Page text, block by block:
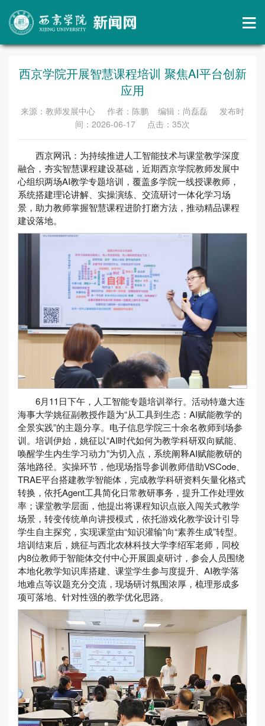
西京学院开展智慧课程培训 聚焦AI平台创新
应用
来源：教师发展中心 作者：陈鹏 编辑：尚磊磊 发布时
间：2026-06-17 点击： 35次
西京网讯：为持续推进人工智能技术与课堂教学深度
融合，夯实智慧课程建设基础，近期西京学院教师发展中
心组织两场AI教学专题培训，覆盖多学院一线授课教师，
系统搭建理论讲解、实操演练、交流研讨一体化学习场
景，助力教师掌握智慧课程进阶打磨方法，推动精品课程
建设落地。
6月11日下午，人工智能专题培训举行。活动特邀大连
海事大学姚征副教授作题为“从工具到生态：AI赋能教学的
全景实践”的主题分享。电子信息学院三十余名教师到场参
训。培训伊始，姚征以“AI时代如何为教学科研双向赋能、
唤醒学生内生学习动力”为切入点，系统阐释AI赋能教研的
落地路径。实操环节，他现场指导参训教师借助VSCode、
TRAE平台搭建教学智能体，完成教学科研资料矢量化格式
转换，依托Agent工具简化日常教研事务，提升工作处理效
率；课堂教学层面，他提出将课程知识点嵌入闯关式教学
场景，转变传统单向讲授模式，依托游戏化教学设计引导
学生自主探究，实现课堂由“知识灌输”向“素养生成”转型。
培训结束后，姚征与西北农林科技大学李绍军老师，同校
内8位教师于智能体交付中心开展圆桌研讨，参会人员围绕
本地化教学知识库搭建、课堂学生参与度提升、AI教学落
地难点等议题充分交流，现场研讨氛围浓厚，梳理形成多
项可落地、针对性强的教学优化思路。